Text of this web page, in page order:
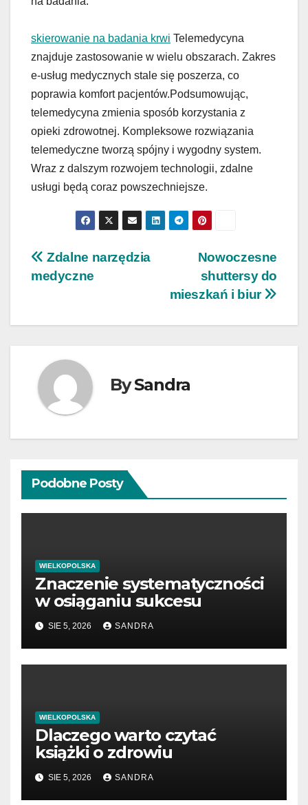
skierowanie na badania krwi Telemedycyna
znajduje zastosowanie w wielu obszarach. Zakres
e-usług medycznych stale się poszerza, co
poprawia komfort pacjentów.Podsumowując,
telemedycyna zmienia sposób korzystania z
opieki zdrowotnej. Kompleksowe rozwiązania
telemedyczne tworzą spójny i wygodny system.
Wraz z dalszym rozwojem technologii, zdalne
usługi będą coraz powszechniejsze.
Nawigacja
wpisu
Nowoczesne
shuttersy do
mieszkań i biur
Zdalne narzędzia
medyczne
BySandra
Podobne Posty
WIELKOPOLSKA
Znaczenie systematyczności
w osiąganiu sukcesu
SIE 5, 2026 SANDRA
WIELKOPOLSKA
Dlaczego warto czytać
książki o zdrowiu
SIE 5, 2026 SANDRA